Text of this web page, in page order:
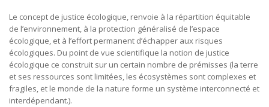
Le concept de justice écologique, renvoie à la répartition équitable
de l’environnement, à la protection généralisé de l’espace
écologique, et à l’effort permanent d’échapper aux risques
écologiques. Du point de vue scientifique la notion de justice
écologique ce construit sur un certain nombre de prémisses (la terre
et ses ressources sont limitées, les écosystèmes sont complexes et
fragiles, et le monde de la nature forme un système interconnecté et
interdépendant.).